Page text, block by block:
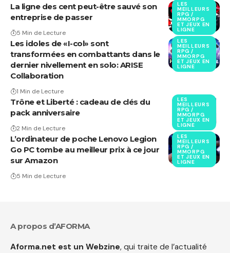
LES
MEILLEURS
RPG /
MMORPG
ET JEUX EN
LIGNE
La ligne des cent peut-être sauvé son
entreprise de passer
5 Min de Lecture
LES
MEILLEURS
RPG /
MMORPG
ET JEUX EN
LIGNE
Les idoles de «I-col» sont
transformées en combattants dans le
dernier nivellement en solo: ARISE
Collaboration
1 Min de Lecture
LES
MEILLEURS
RPG /
MMORPG
ET JEUX EN
LIGNE
Trône et Liberté : cadeau de clés du
pack anniversaire
2 Min de Lecture
LES
MEILLEURS
RPG /
MMORPG
ET JEUX EN
LIGNE
L’ordinateur de poche Lenovo Legion
Go PC tombe au meilleur prix à ce jour
sur Amazon
5 Min de Lecture
A propos d’AFORMA
Aforma.net est un Webzine, qui traite de l’actualité